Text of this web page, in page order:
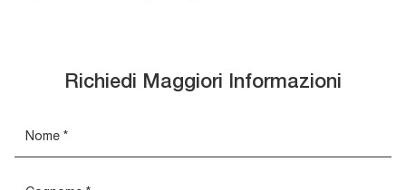
Richiedi Maggiori Informazioni